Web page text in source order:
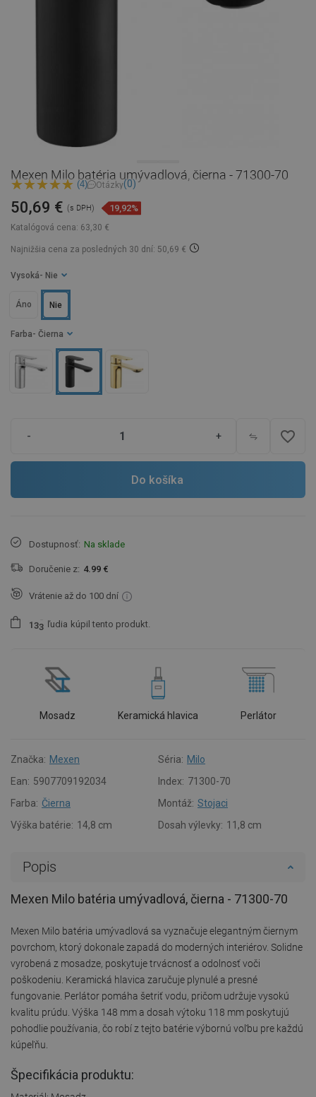
Mexen Milo batéria umývadlová, čierna - 71300-70
(4) Otázky(0)
Katalógová cena: 63,30 €
50,69 € (s DPH) 19,92%
Najnižšia cena za posledných 30 dní: 50,69 €
Farba - Čierna
Vysoká - Nie
Nie
Áno
- + favorite_border
Do košíka
Dostupnosť: Na sklade
Doručenie z: 4.99 €
Vrátenie až do 100 dní
1 33 ľudia kúpil tento produkt.
Mosadz Keramická hlavica Perlátor
Značka: Mexen Séria: Milo
Ean: 5907709192034 Index: 71300-70
Farba: Čierna Montáž: Stojaci
Výška batérie: 14,8 cm Dosah výlevky: 11,8 cm
Popis
Mexen Milo batéria umývadlová, čierna - 71300-70
Mexen Milo batéria umývadlová sa vyznačuje elegantným čiernym
povrchom, ktorý dokonale zapadá do moderných interiérov. Solidne
vyrobená z mosadze, poskytuje trvácnosť a odolnosť voči
poškodeniu. Keramická hlavica zaručuje plynulé a presné
fungovanie. Perlátor pomáha šetriť vodu, pričom udržuje vysokú
kvalitu prúdu. Výška 148 mm a dosah výtoku 118 mm poskytujú
pohodlie používania, čo robí z tejto batérie výbornú voľbu pre každú
kúpeľňu.
Špecifikácia produktu: